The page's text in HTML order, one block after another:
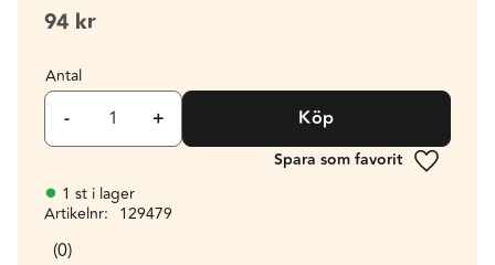
94 kr
Antal
+
- Köp
Lägg till
1 st i lager
Artikelnr
129479
0